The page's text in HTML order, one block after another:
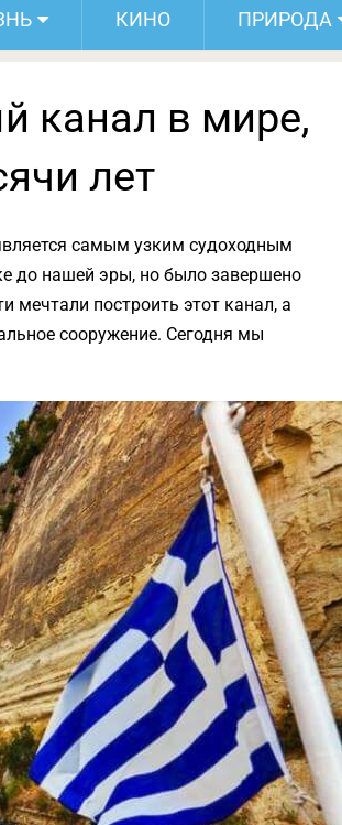
КИНО ПРИРОДА
канал в мире,
лет
самым узким судоходным
до нашей эры, но было завершено
мечтали построить этот канал, а
сооружение. Сегодня мы